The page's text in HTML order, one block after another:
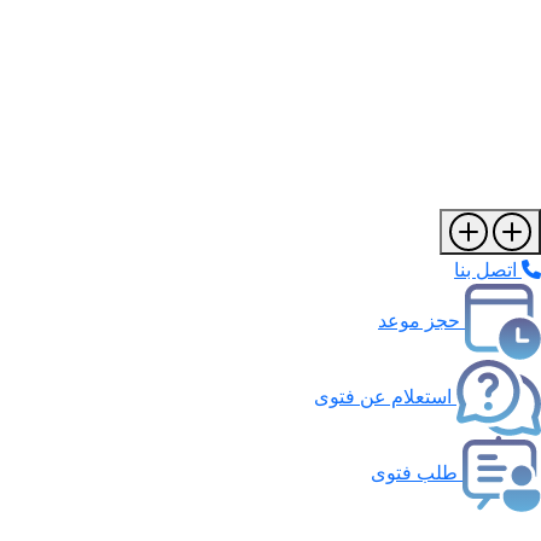
اتصل بنا
حجز موعد
استعلام عن فتوى
طلب فتوى